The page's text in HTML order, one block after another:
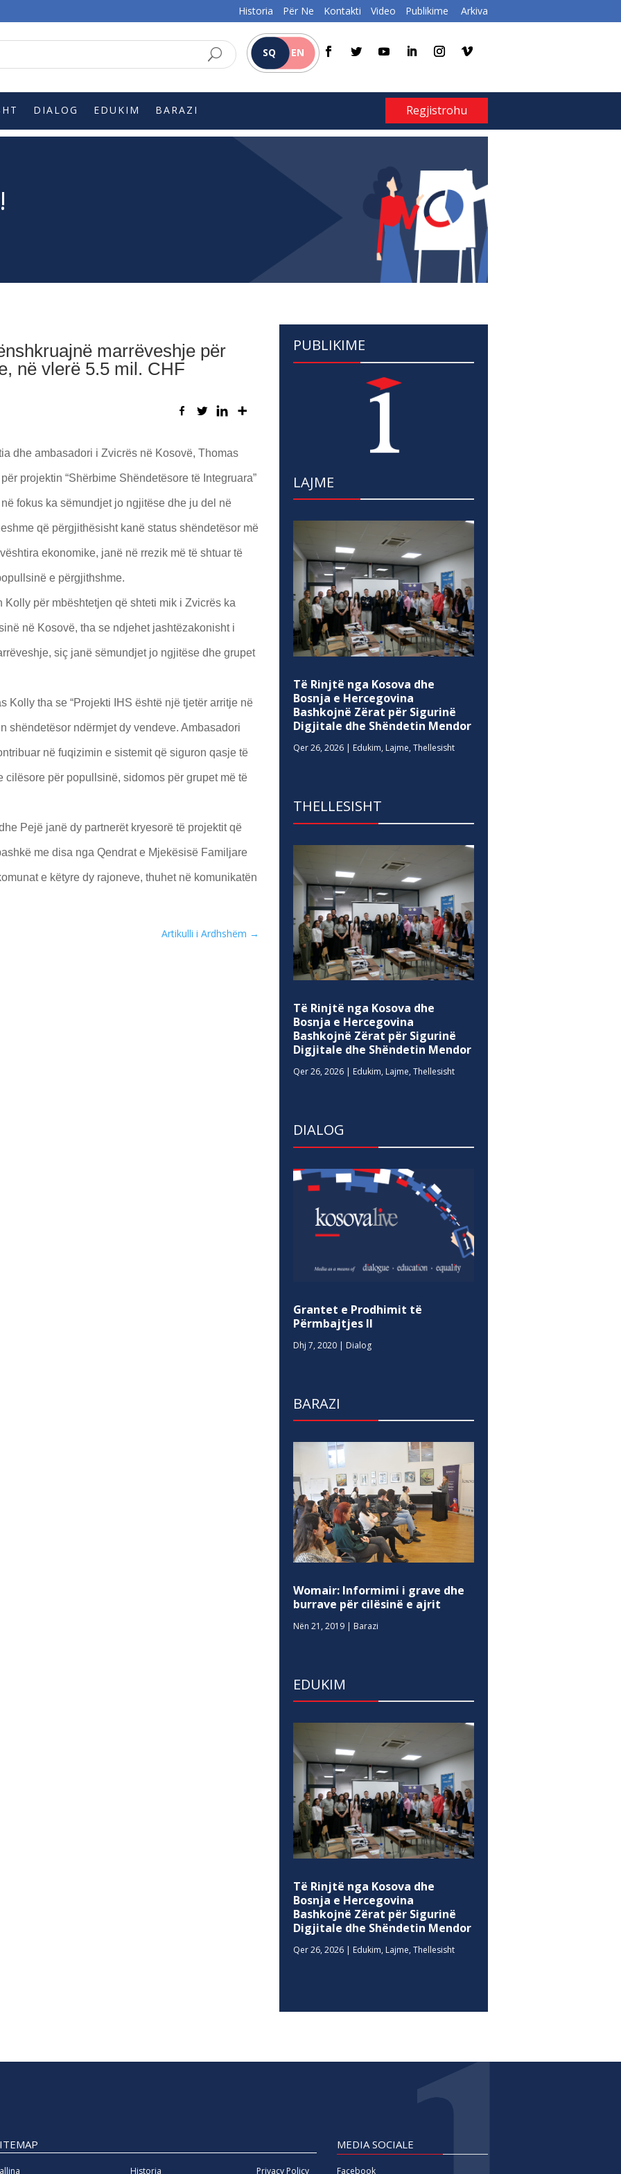
Historia Për Ne Kontakti Video Publikime Arkiva
SQ EN
DIALOG EDUKIM BARAZI Regjistrohu
marrëveshje për
në vlerë 5.5 mil. CHF
dhe ambasadori i Zvicrës në Kosovë, Thomas
projektin “Shërbime Shëndetësore të Integruara”
fokus ka sëmundjet jo ngjitëse dhe ju del në
që përgjithësisht kanë status shëndetësor më
ekonomike, janë në rrezik më të shtuar të
e përgjithshme.
për mbështetjen që shteti mik i Zvicrës ka
në Kosovë, tha se ndjehet jashtëzakonisht i
siç janë sëmundjet jo ngjitëse dhe grupet
Kolly tha se “Projekti IHS është një tjetër arritje në
shëndetësor ndërmjet dy vendeve. Ambasadori
në fuqizimin e sistemit që siguron qasje të
cilësore për popullsinë, sidomos për grupet më të
Pejë janë dy partnerët kryesorë të projektit që
me disa nga Qendrat e Mjekësisë Familjare
e këtyre dy rajoneve, thuhet në komunikatën
Artikulli i Ardhshëm →
PUBLIKIME
LAJME
Të Rinjtë nga Kosova dhe
Bosnja e Hercegovina
Bashkojnë Zërat për Sigurinë
Digjitale dhe Shëndetin Mendor
Qer 26, 2026 | Edukim, Lajme,Thellesisht
THELLESISHT
Të Rinjtë nga Kosova dhe
Bosnja e Hercegovina
Bashkojnë Zërat për Sigurinë
Digjitale dhe Shëndetin Mendor
Qer 26, 2026 | Edukim, Lajme,Thellesisht
DIALOG
Grantet e Prodhimit të
Përmbajtjes II
Dhj 7, 2020 | Dialog
BARAZI
Womair: Informimi i grave dhe
burrave për cilësinë e ajrit
Nën 21, 2019 | Barazi
EDUKIM
Të Rinjtë nga Kosova dhe
Bosnja e Hercegovina
Bashkojnë Zërat për Sigurinë
Digjitale dhe Shëndetin Mendor
Qer 26, 2026 | Edukim, Lajme,Thellesisht
Historia Privacy Policy
MEDIA SOCIALE
Facebook